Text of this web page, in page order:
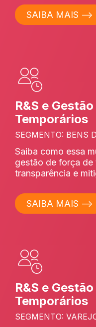
SAIBA MAIS ⟶
R&S e
Temporários
SEGMENTO: BENS
Saiba como essa
gestão de força de
transparência e
SAIBA MAIS ⟶
R&S e
Temporários
SEGMENTO: